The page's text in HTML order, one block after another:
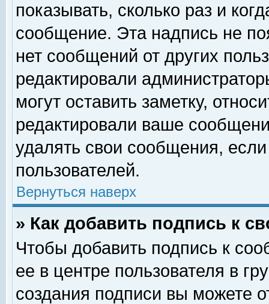
показывать, сколько раз и
сообщение. Эта надпись не
нет сообщений от других
редактировали
могут оставить заметку,
редактировали ваше
удалять свои сообщения,
пользователей.
Вернуться наверх
» Как добавить подпись к
Чтобы добавить подпись к
ее в центре пользователя в
создания подписи вы можете